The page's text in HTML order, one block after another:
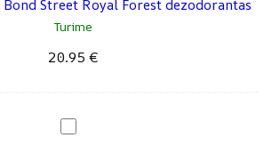
t
R
o
l
f
O
l
o
Street Royal Forest dezodorantas
Turime
20.95 €
T